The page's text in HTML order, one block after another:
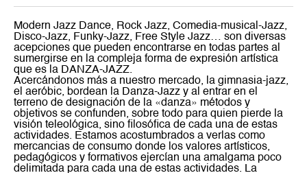
Modern Jazz Dance, Rock Jazz, Comedia-musical-Jazz,
Disco-Jazz, Funky-Jazz, Free Style Jazz… son diversas
acepciones que pueden encontrarse en todas partes al
sumergirse en la compleja forma de expresión artística
que es la DANZA-JAZZ.
Acercándonos más a nuestro mercado, la gimnasia-jazz,
el aeróbic, bordean la Danza-Jazz y al entrar en el
terreno de designación de la «danza» métodos y
objetivos se confunden, sobre todo para quien pierde la
visión teleológica, sino filosófica de cada una de estas
actividades. Estamos acostumbrados a verlas como
mercancias de consumo donde los valores artísticos,
pedagógicos y formativos ejercían una amalgama poco
delimitada para cada una de estas actividades. La